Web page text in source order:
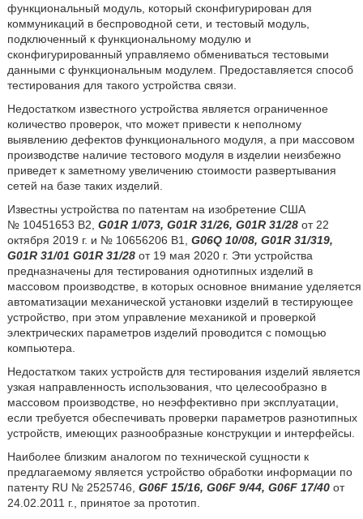
функциональный модуль, который сконфигурирован для
коммуникаций в беспроводной сети, и тестовый модуль,
подключенный к функциональному модулю и
сконфигурированный управляемо обмениваться тестовыми
данными с функциональным модулем. Предоставляется способ
тестирования для такого устройства связи.
Недостатком известного устройства является ограниченное
количество проверок, что может привести к неполному
выявлению дефектов функционального модуля, а при массовом
производстве наличие тестового модуля в изделии неизбежно
приведет к заметному увеличению стоимости развертывания
сетей на базе таких изделий.
Известны устройства по патентам на изобретение США
№ 10451653 B2, G01R 1/073, G01R 31/26, G01R 31/28от 22
октября 2019 г. и № 10656206 B1, G06Q 10/08, G01R 31/319,
G01R 31/01 G01R 31/28от 19 мая 2020 г. Эти устройства
предназначены для тестирования однотипных изделий в
массовом производстве, в которых основное внимание уделяется
автоматизации механической установки изделий в тестирующее
устройство, при этом управление механикой и проверкой
электрических параметров изделий проводится с помощью
компьютера.
Недостатком таких устройств для тестирования изделий является
узкая направленность использования, что целесообразно в
массовом производстве, но неэффективно при эксплуатации,
если требуется обеспечивать проверки параметров разнотипных
устройств, имеющих разнообразные конструкции и интерфейсы.
Наиболее близким аналогом по технической сущности к
предлагаемому является устройство обработки информации по
патенту RU № 2525746, G06F 15/16, G06F 9/44, G06F 17/40от
24.02.2011 г., принятое за прототип.